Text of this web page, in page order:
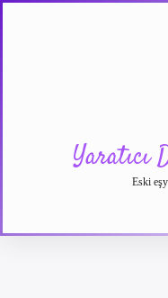
Yaratıcı
Eski